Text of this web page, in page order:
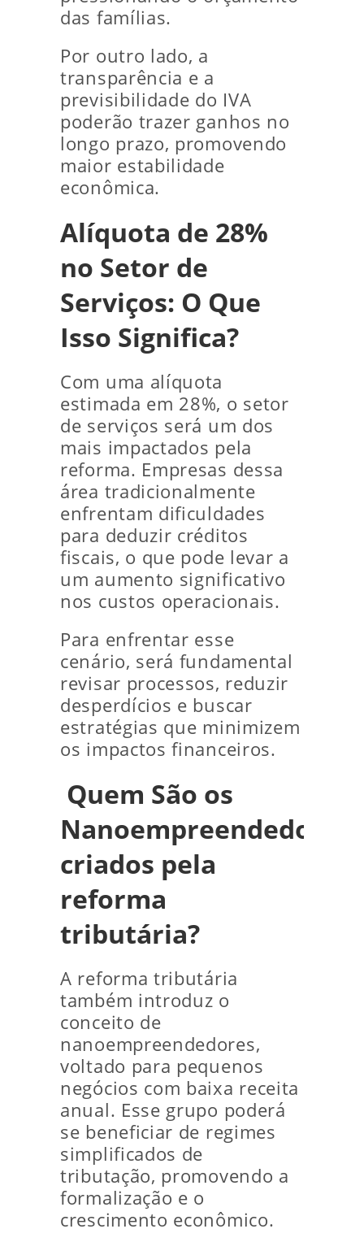
das famílias.
Por outro lado, a
transparência e a
previsibilidade do IVA
poderão trazer ganhos no
longo prazo, promovendo
maior estabilidade
econômica.
Alíquota de 28%
no Setor de
Serviços: O Que
Isso Significa?
Com uma alíquota
estimada em 28%, o setor
de serviços será um dos
mais impactados pela
reforma. Empresas dessa
área tradicionalmente
enfrentam dificuldades
para deduzir créditos
fiscais, o que pode levar a
um aumento significativo
nos custos operacionais.
Para enfrentar esse
cenário, será fundamental
revisar processos, reduzir
desperdícios e buscar
estratégias que minimizem
os impactos financeiros.
Quem São os
Nanoempreendedores
criados pela
reforma
tributária?
A reforma tributária
também introduz o
conceito de
nanoempreendedores,
voltado para pequenos
negócios com baixa receita
anual. Esse grupo poderá
se beneficiar de regimes
simplificados de
tributação, promovendo a
formalização e o
crescimento econômico.